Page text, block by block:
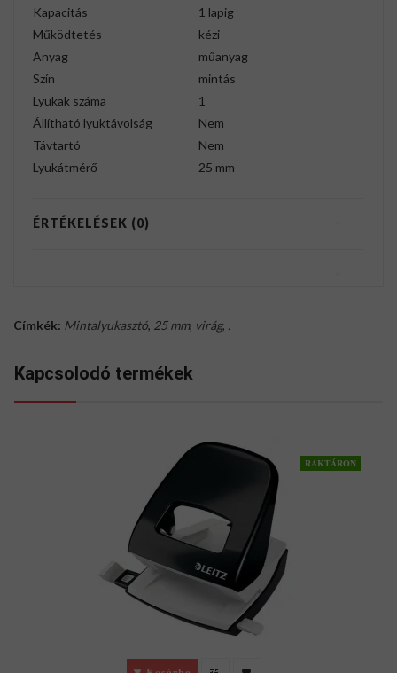
Kapacitás
1 lapig
Működtetés
kézi
Anyag
műanyag
Szín
mintás
Lyukak száma
1
Állítható lyuktávolság
Nem
Távtartó
Nem
Lyukátmérő
25 mm
ÉRTÉKELÉSEK (0)
Címkék: Mintalyukasztó, 25 mm, virág, .
Kapcsolodó termékek
RAKTÁRON